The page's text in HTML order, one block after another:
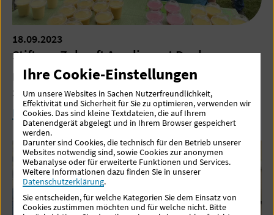
18.09.2023
Stiftung Zukunft Amalie sagt Danke
Die Mitarbeitenden freuten sich über erfrischende
Smoothies.
Mehr lesen
Ihre Cookie-Einstellungen
Um unsere Websites in Sachen Nutzerfreundlichkeit,
Effektivität und Sicherheit für Sie zu optimieren, verwenden wir
Cookies. Das sind kleine Textdateien, die auf Ihrem
Datenendgerät abgelegt und in Ihrem Browser gespeichert
werden.
Darunter sind Cookies, die technisch für den Betrieb unserer
Websites notwendig sind, sowie Cookies zur anonymen
Webanalyse oder für erweiterte Funktionen und Services.
Weitere Informationen dazu finden Sie in unserer
Datenschutzerklärung.
Sie entscheiden, für welche Kategorien Sie dem Einsatz von
Cookies zustimmen möchten und für welche nicht. Bitte